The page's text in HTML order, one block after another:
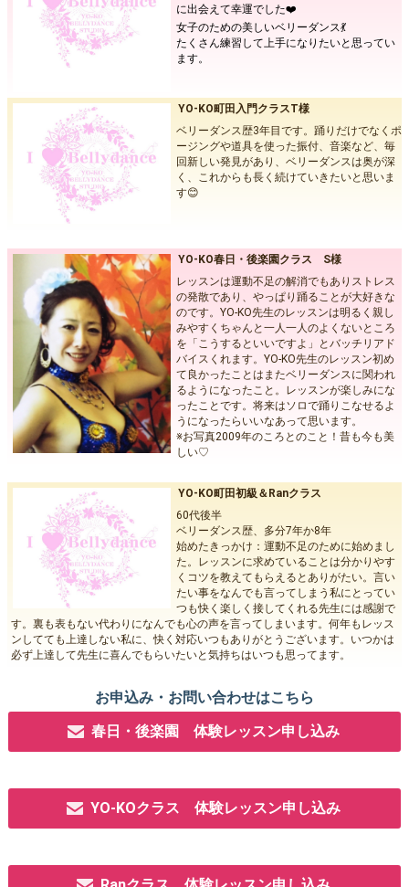
に出会えて幸運でした❤️
女子のための美しいベリーダンス💃
たくさん練習して上手になりたいと思ってい
ます。
YO-KO町田入門クラスT様
ベリーダンス歴3年目です。踊りだけでなくポ
ージングや道具を使った振付、音楽など、毎
回新しい発見があり、ベリーダンスは奥が深
く、これからも長く続けていきたいと思いま
す😊
YO-KO春日・後楽園クラス S様
レッスンは運動不足の解消でもありストレス
の発散であり、やっぱり踊ることが大好きな
のです。YO-KO先生のレッスンは明るく親し
みやすくちゃんと一人一人のよくないところ
を「こうするといいですよ」とバッチリアド
バイスくれます。YO-KO先生のレッスン初め
て良かったことはまたベリーダンスに関われ
るようになったこと。レッスンが楽しみにな
ったことです。将来はソロで踊りこなせるよ
うになったらいいなあって思います。
※お写真2009年のころとのこと！昔も今も美
しい♡
YO-KO町田初級＆Ranクラス
60代後半
ベリーダンス歴、多分7年か8年
始めたきっかけ：運動不足のために始めまし
た。レッスンに求めていることは分かりやす
くコツを教えてもらえるとありがたい。言い
たい事をなんでも言ってしまう私にとってい
つも快く楽しく接してくれる先生には感謝で
す。裏も表もない代わりになんでも心の声を言ってしまいます。何年もレッス
ンしてても上達しない私に、快く対応いつもありがとうございます。いつかは
必ず上達して先生に喜んでもらいたいと気持ちはいつも思ってます。
お申込み・お問い合わせはこちら
春日・後楽園 体験レッスン申し込み
YO-KOクラス 体験レッスン申し込み